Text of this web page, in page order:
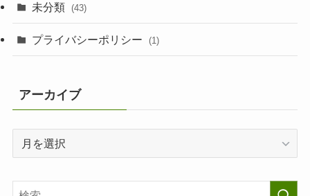
未分類 (43)
プライバシーポリシー (1)
アーカイブ
イ